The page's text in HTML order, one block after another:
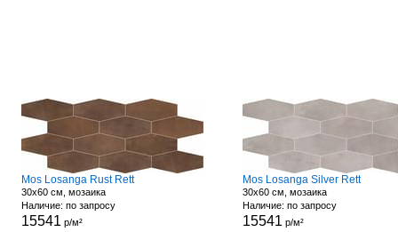
Mos Losanga Rust Rett
30x60 см, мозаика
Наличие: по запросу
15541 р/м²
Mos Losanga Silver Rett
30x60 см, мозаика
Наличие: по запросу
15541 р/м²